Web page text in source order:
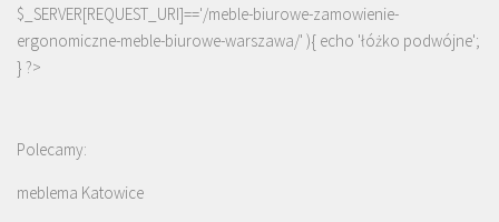
$_SERVER[REQUEST_URI]=='/meble-biurowe-zamowienie-
ergonomiczne-meble-biurowe-warszawa/' ){ echo 'łóżko podwójne';
} ?>
Polecamy:
meblema Katowice